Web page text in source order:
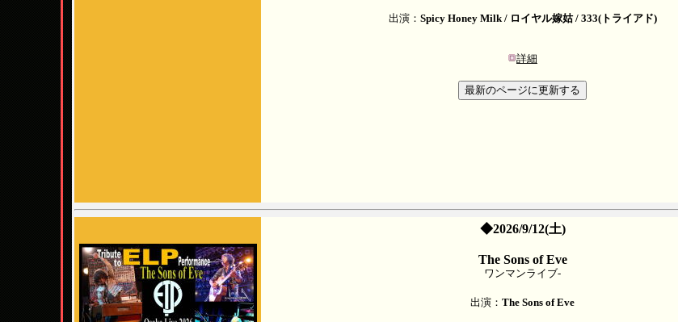
出演： Spicy Honey Milk / ロイヤル嫁姑 / 333(トライアド)
詳細
◆2026/9/12(土)
The Sons of Eve
ワンマンライブ-
出演： The Sons of Eve